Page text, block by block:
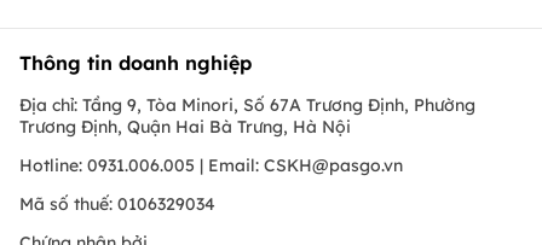
Thông tin doanh nghiệp
Địa chỉ: Tầng 9, Tòa Minori, Số 67A Trương Định, Phường
Trương Định, Quận Hai Bà Trưng, Hà Nội
Hotline: 0931.006.005 | Email: CSKH@pasgo.vn
Mã số thuế: 0106329034